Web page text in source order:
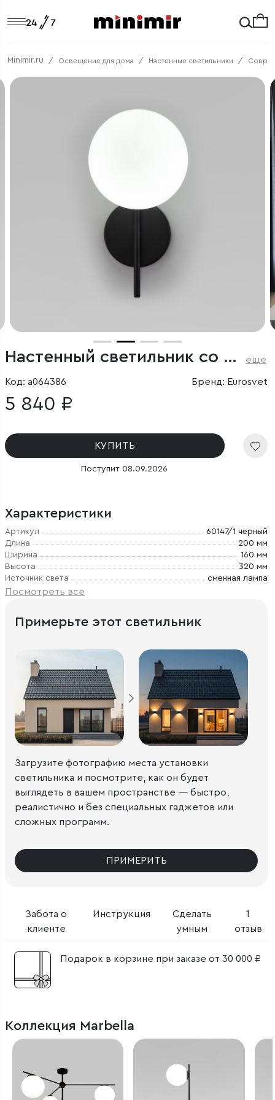
Minimir.ru Освещение для дома Настенные светильники
Настенный светильник со стеклянным плафоном еще
Код: a064386 Бренд: Eurosvet
5 840 ₽
КУПИТЬ
Поступит 08.09.2026
Характеристики
Артикул
60147/1 черный
Длина
200 мм
Ширина
160 мм
Высота
320 мм
Источник света
сменная лампа
Посмотреть все
Забота о
клиенте
Инструкция
Сделать
умным
1
отзыв
Подарок в корзине при заказе от 30 000 ₽
Примерьте этот светильник
Загрузите фотографию места установки
светильника и посмотрите, как он будет
выглядеть в вашем пространстве — быстро,
реалистично и без специальных гаджетов или
сложных программ.
ПРИМЕРИТЬ
Коллекция Marbella